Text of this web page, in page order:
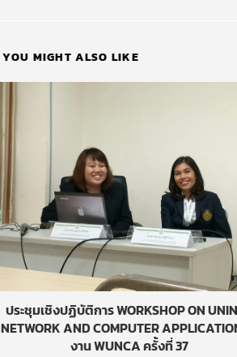
YOU MIGHT ALSO LIKE
ประชุมเชิงปฏิบัติการ WORKSHOP ON
NETWORK AND COMPUTER
งาน WUNCA ครั้งที่ 37